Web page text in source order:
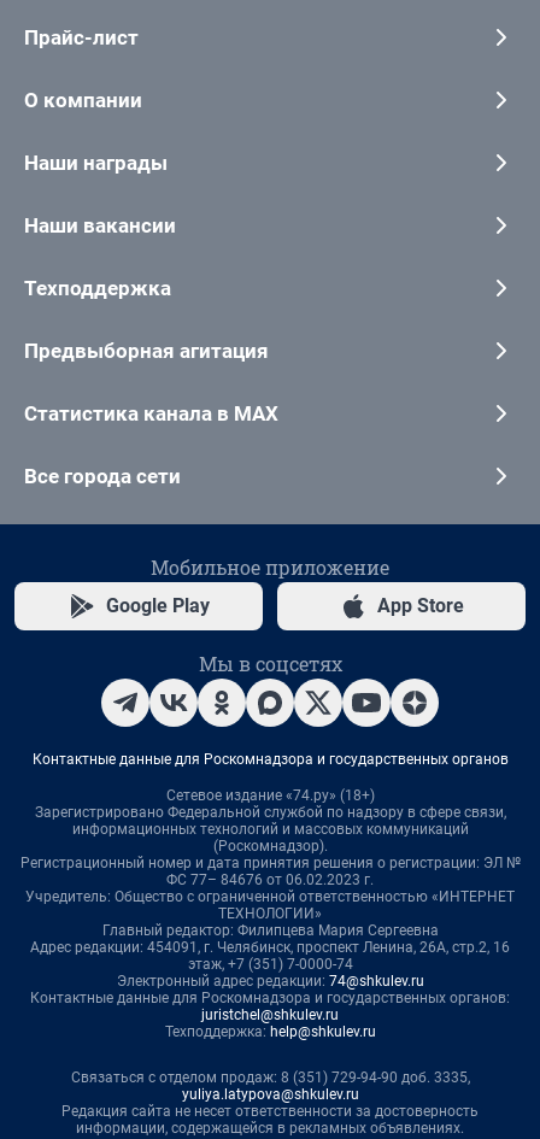
Прайс-лист
О компании
Наши награды
Наши вакансии
Техподдержка
Предвыборная агитация
Статистика канала в MAX
Все города сети
Мобильное приложение
Google Play App Store
Мы в соцсетях
Контактные данные для Роскомнадзора и государственных органов
Сетевое издание «74.ру» (18+)
Зарегистрировано Федеральной службой по надзору в сфере связи,
информационных технологий и массовых коммуникаций
(Роскомнадзор).
Регистрационный номер и дата принятия решения о регистрации: ЭЛ №
ФС 77– 84676 от 06.02.2023 г.
Учредитель: Общество с ограниченной ответственностью «ИНТЕРНЕТ
ТЕХНОЛОГИИ»
Главный редактор: Филипцева Мария Сергеевна
Адрес редакции: 454091, г. Челябинск, проспект Ленина, 26А, стр.2, 16
этаж, +7 (351) 7-0000-74
Электронный адрес редакции: 74@shkulev.ru
Контактные данные для Роскомнадзора и государственных органов:
juristchel@shkulev.ru
Техподдержка: help@shkulev.ru
Связаться с отделом продаж: 8 (351) 729-94-90 доб. 3335,
yuliya.latypova@shkulev.ru
Редакция сайта не несет ответственности за достоверность
информации, содержащейся в рекламных объявлениях.